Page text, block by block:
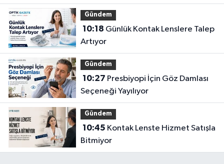
Açıklandı
Gündem
10:18
Artıyor
Gündem
10:27
Seçeneği Yayılıyor
Gündem
10:45
Bitmiyor